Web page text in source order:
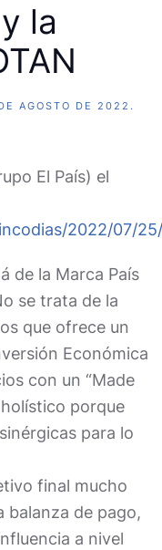
la
AGOSTO DE 2022 .
El País) el
2022/07/
de la Marca País
se trata de la
que ofrece un
Económica
con un “Made
porque
para lo
final mucho
balanza de pago,
a nivel